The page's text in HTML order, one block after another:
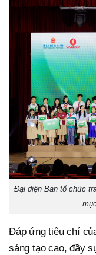
Đại diện Ban tổ chức
Đáp ứng tiêu chí
sáng tạo cao, đầy